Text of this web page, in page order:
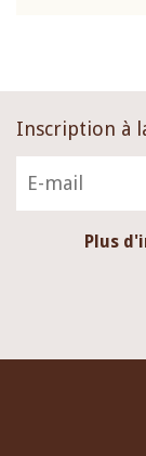
Inscription à
Plus